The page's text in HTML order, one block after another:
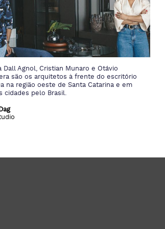
contemporânea e autêntica do
Amanda Sanagiotto Arquitetura e Interiores
projetos que têm a busca pela excelência
Sanagiotto